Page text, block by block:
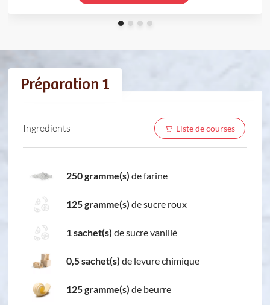
Préparation 1
Ingredients Liste de courses
250 gramme(s) de farine
125 gramme(s) de sucre roux
1 sachet(s) de sucre vanillé
0,5 sachet(s) de levure chimique
125 gramme(s) de beurre